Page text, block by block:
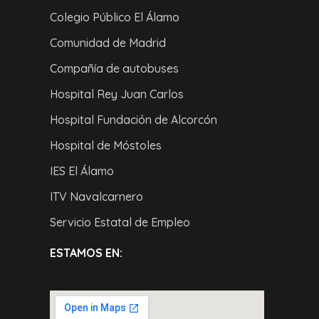
Colegio Público El Álamo
Comunidad de Madrid
Compañía de autobuses
Hospital Rey Juan Carlos
Hospital Fundación de Alcorcón
Hospital de Móstoles
IES El Álamo
ITV Navalcarnero
Servicio Estatal de Empleo
ESTAMOS EN: